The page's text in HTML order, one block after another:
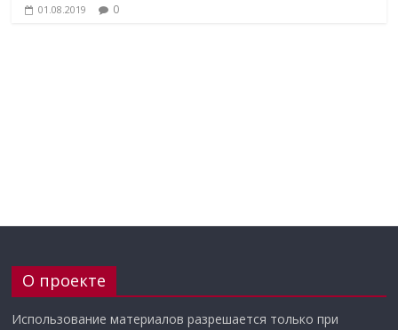
01.08.2019 0
О проекте
Использование материалов разрешается только при